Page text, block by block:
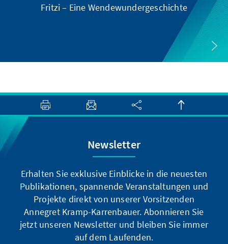
Fritzi – Eine Wendewundergeschichte
Newsletter
Erhalten Sie exklusive Einblicke in die neuesten
Publikationen, spannende Veranstaltungen und
Projekte direkt von unserer Vorsitzenden
Annegret Kramp-Karrenbauer. Abonnieren Sie
jetzt unseren Newsletter und bleiben Sie immer
auf dem Laufenden.